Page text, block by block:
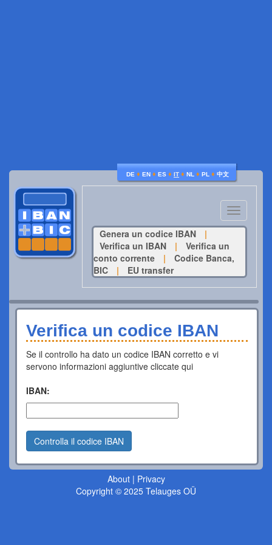
DE ♦ EN ♦ ES ♦ IT ♦ NL ♦ PL ♦ 中文
Toggle
navigation
Genera un codice IBAN
|
Verifica un IBAN
|
Verifica un
conto corrente
|
Codice Banca,
BIC
| EU transfer
Verifica un codice IBAN
Se il controllo ha dato un codice IBAN corretto e vi
servono informazioni aggiuntive cliccate qui
IBAN:
Controlla il codice IBAN
About| Privacy
Copyright © 2025 Telauges OÜ